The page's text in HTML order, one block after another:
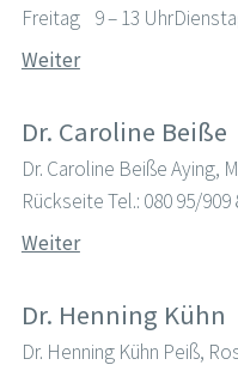
Freitag 9 – 13
Weiter
Dr. Caroline Beiße
Dr. Caroline Beiße Aying,
Rückseite Tel.: 080 95/909
Weiter
Dr. Henning Kühn
Dr. Henning Kühn Peiß,